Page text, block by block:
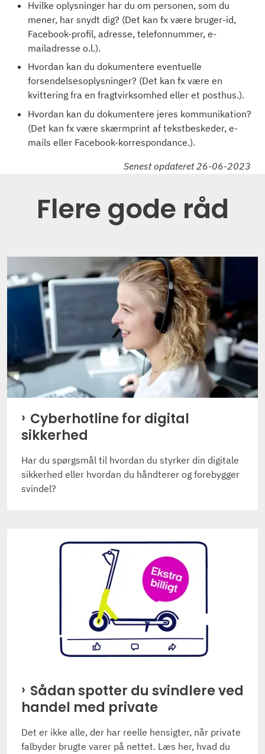
Hvilke oplysninger har du om personen, som du
mener, har snydt dig? (Det kan fx være bruger-id,
Facebook-profil, adresse, telefonnummer, e-
mailadresse o.l.).
Hvordan kan du dokumentere eventuelle
forsendelsesoplysninger? (Det kan fx være en
kvittering fra en fragtvirksomhed eller et posthus.).
Hvordan kan du dokumentere jeres kommunikation?
(Det kan fx være skærmprint af tekstbeskeder, e-
mails eller Facebook-korrespondance.).
Senest opdateret 26-06-2023
Flere gode råd
Cyberhotline for digital
sikkerhed
Har du spørgsmål til hvordan du styrker din digitale
sikkerhed eller hvordan du håndterer og forebygger
svindel?
Sådan spotter du svindlere ved
handel med private
Det er ikke alle, der har reelle hensigter, når private
falbyder brugte varer på nettet. Læs her, hvad du